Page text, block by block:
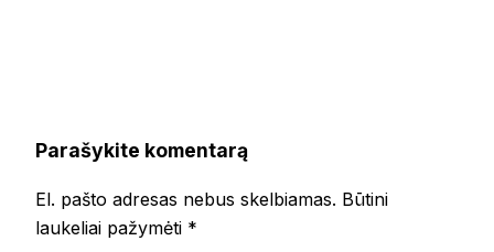
Parašykite komentarą
El. pašto adresas nebus skelbiamas. Būtini
laukeliai pažymėti *